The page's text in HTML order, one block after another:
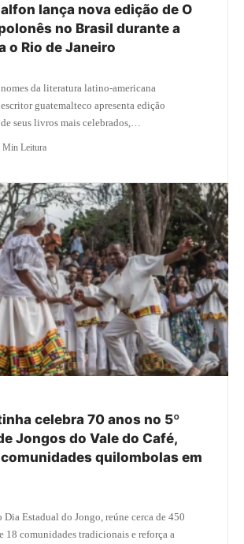
lança nova edição de O
no Brasil durante a
o Rio de Janeiro
da literatura latino-americana
guatemalteco apresenta edição
seus livros mais celebrados,…
Min Leitura
celebra 70 anos no 5º
Jongos do Vale do Café,
quilombolas em
Dia Estadual do Jongo, reúne cerca de 450
18 comunidades tradicionais e reforça a